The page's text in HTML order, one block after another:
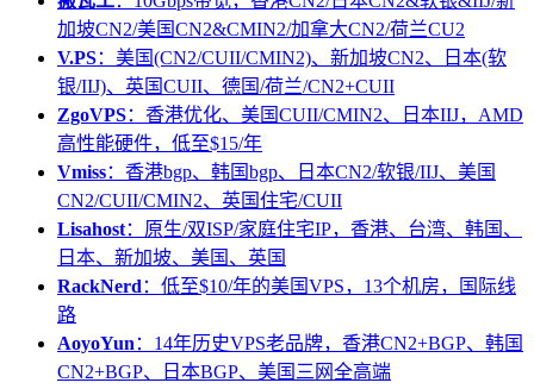
加坡CN2/美国CN2&CMIN2/加拿大CN2/荷兰CU2
V.PS：美国(CN2/CUII/CMIN2)、新加坡CN2、日本(软
银/IIJ)、英国CUII、德国/荷兰/CN2+CUII
ZgoVPS：香港优化、美国CUII/CMIN2、日本IIJ，AMD
高性能硬件，低至$15/年
Vmiss：香港bgp、韩国bgp、日本CN2/软银/IIJ、美国
CN2/CUII/CMIN2、英国住宅/CUII
Lisahost：原生/双ISP/家庭住宅IP，香港、台湾、韩国、
日本、新加坡、美国、英国
RackNerd ：低至$10/年的美国VPS，13个机房，国际线
路
AoyoYun ：14年历史VPS老品牌，香港CN2+BGP、韩国
CN2+BGP、日本BGP、美国三网全高端